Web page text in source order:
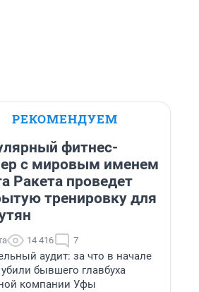
РЕКОМЕНДУЕМ
фитнес-
с мировым именем
Ракета проведет
тренировку для
14 416 7
аудит: за что в начале
убили бывшего главбуха
компании Уфы